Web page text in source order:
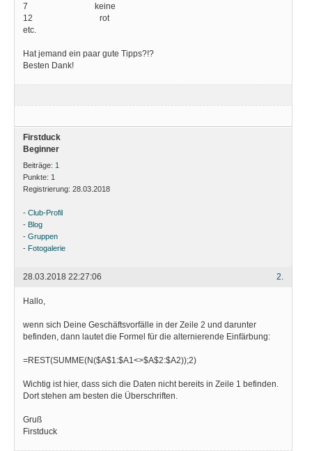
7 keine
12 rot
etc.
Hat jemand ein paar gute Tipps?!?
Besten Dank!
Firstduck
Beginner
Beiträge: 1
Punkte: 1
Registrierung: 28.03.2018
- Club-Profil
- Blog
- Gruppen
- Fotogalerie
2.
28.03.2018 22:27:06
Hallo,
wenn sich Deine Geschäftsvorfälle in der Zeile 2 und darunter
befinden, dann lautet die Formel für die alternierende Einfärbung:
=REST(SUMME(N($A$1:$A1<>$A$2:$A2));2)
Wichtig ist hier, dass sich die Daten nicht bereits in Zeile 1 befinden.
Dort stehen am besten die Überschriften.
Gruß
Firstduck